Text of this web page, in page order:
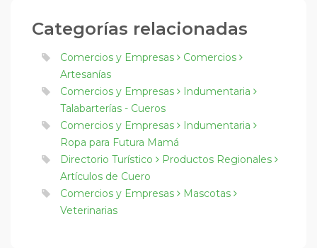
Categorías relacionadas
Comercios y Empresas
Comercios
Artesanías
Comercios y Empresas
Indumentaria
Talabarterías - Cueros
Comercios y Empresas
Indumentaria
Ropa para Futura Mamá
Directorio Turístico
Productos Regionales
Artículos de Cuero
Comercios y Empresas
Mascotas
Veterinarias